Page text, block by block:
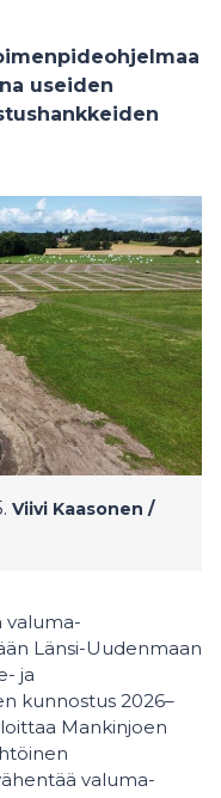
useiden
Viivi Kaasonen /
valuma-
Länsi-Uudenmaan
ja
kunnostus 2026–
Mankinjoen
valuma-